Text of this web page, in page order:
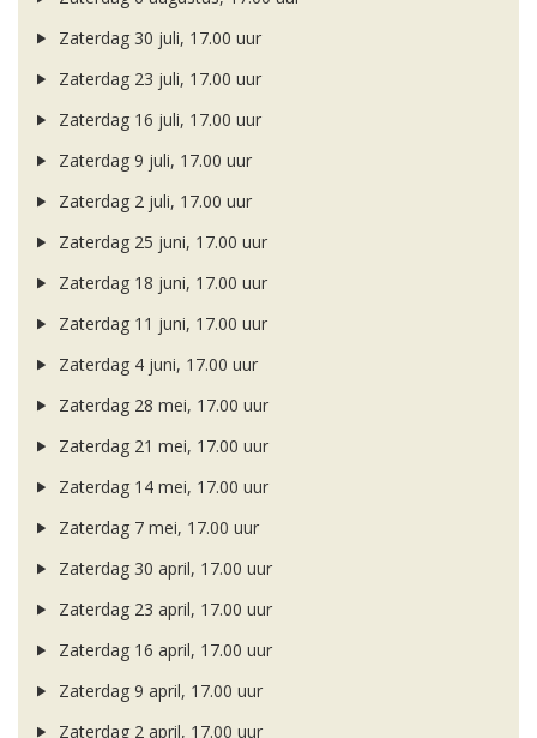
Zaterdag 30 juli, 17.00 uur
Zaterdag 23 juli, 17.00 uur
Zaterdag 16 juli, 17.00 uur
Zaterdag 9 juli, 17.00 uur
Zaterdag 2 juli, 17.00 uur
Zaterdag 25 juni, 17.00 uur
Zaterdag 18 juni, 17.00 uur
Zaterdag 11 juni, 17.00 uur
Zaterdag 4 juni, 17.00 uur
Zaterdag 28 mei, 17.00 uur
Zaterdag 21 mei, 17.00 uur
Zaterdag 14 mei, 17.00 uur
Zaterdag 7 mei, 17.00 uur
Zaterdag 30 april, 17.00 uur
Zaterdag 23 april, 17.00 uur
Zaterdag 16 april, 17.00 uur
Zaterdag 9 april, 17.00 uur
Zaterdag 2 april, 17.00 uur